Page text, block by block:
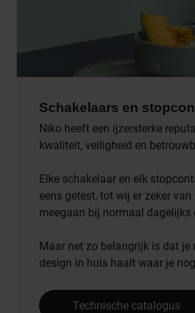
Schakelaars en
Niko heeft een ijzersterke
kwaliteit, veiligheid en
Elke schakelaar en elk
eens getest, tot wij er zeker
meegaan bij normaal dagelijks
Maar net zo belangrijk is dat je
design in huis haalt waar je
Technische catalogus